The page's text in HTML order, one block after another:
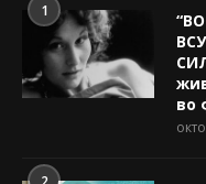
1
во